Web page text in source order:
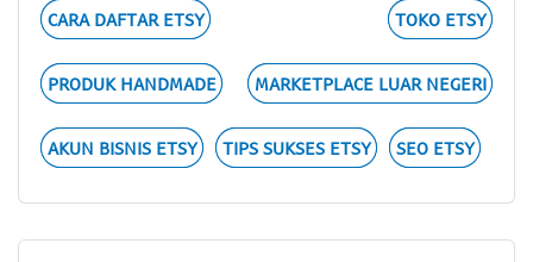
CARA DAFTAR ETSY TOKO ETSY
PRODUK HANDMADE MARKETPLACE LUAR NEGERI
AKUN BISNIS ETSY TIPS SUKSES ETSY SEO ETSY